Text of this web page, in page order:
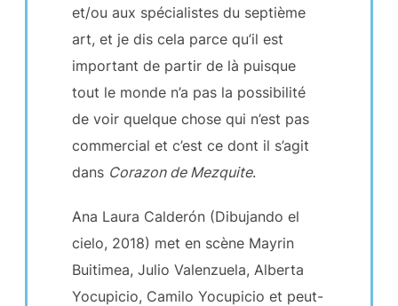
et/ou aux spécialistes du septième
art, et je dis cela parce qu’il est
important de partir de là puisque
tout le monde n’a pas la possibilité
de voir quelque chose qui n’est pas
commercial et c’est ce dont il s’agit
dans Corazon de Mezquite.
Ana Laura Calderón (Dibujando el
cielo, 2018) met en scène Mayrin
Buitimea, Julio Valenzuela, Alberta
Yocupicio, Camilo Yocupicio et peut-